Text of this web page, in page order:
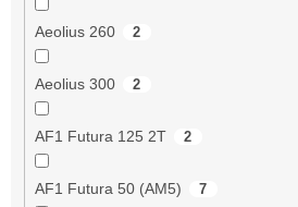
Aeolius 260 2
Aeolius 300 2
AF1 Futura 125 2T 2
AF1 Futura 50 (AM5) 7